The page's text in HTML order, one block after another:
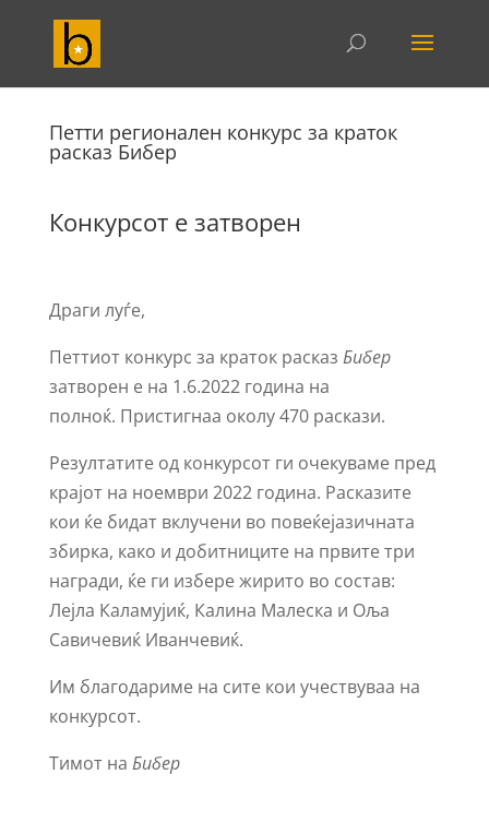
Петти регионален конкурс за краток
расказ Бибер
Конкурсот е затворен
Драги луѓе,
Петтиот конкурс за краток расказ Бибер
затворен е на 1.6.2022 година на
полноќ. Пристигнаа околу 470 раскази.
Резултатите од конкурсот ги очекуваме пред
крајот на ноември 2022 година. Расказите
кои ќе бидат вклучени во повеќејазичната
збирка, како и добитниците на првите три
награди, ќе ги избере жирито во состав:
Лејла Каламујиќ, Калина Малеска и Оља
Савичевиќ Иванчевиќ.
Им благодариме на сите кои учествуваа на
конкурсот.
Тимот на Бибер